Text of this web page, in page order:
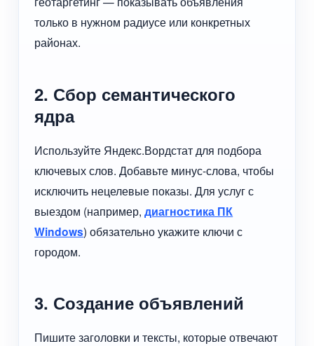
только в нужном радиусе или конкретных
районах.
2. Сбор семантического
ядра
Используйте Яндекс.Вордстат для подбора
ключевых слов. Добавьте минус-слова, чтобы
исключить нецелевые показы. Для услуг с
выездом (например,диагностика ПК
Windows) обязательно укажите ключи с
городом.
3. Создание объявлений
Пишите заголовки и тексты, которые отвечают